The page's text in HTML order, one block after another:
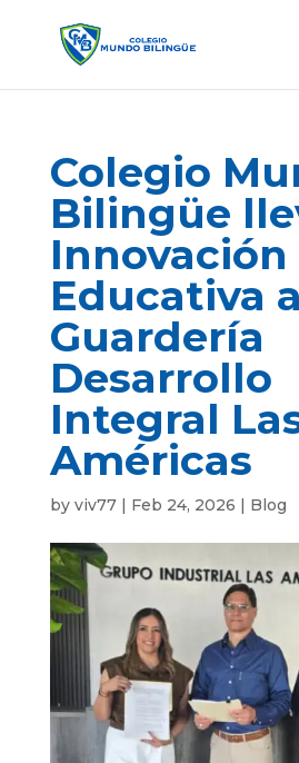
Colegio
Bilingüe
Innovación
Educativa
Guardería
Desarrollo
Integral
Américas
by viv77| Feb 24, 2026 | Blog